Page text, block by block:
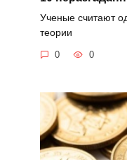
Ученые считают
теории
0 0